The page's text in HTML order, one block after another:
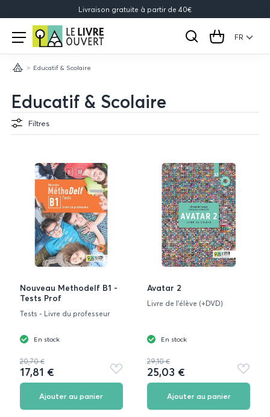
Livraison gratuite à partir de 40€
Le
Livre
Ouvert
Open
menu
Rechercher
Cart FR
AccueilEducatif & Scolaire
Educatif & Scolaire
Filtres
Nouveau Methodelf B1 -
Tests Prof
Tests - Livre du professeur
En stock
20,70 €
17,81 €
Ajouter
aux
Ajouter au panier
Avatar 2
Livre de l’élève (+DVD)
En stock
29,10 €
25,03 €
Ajouter
aux
Ajouter au panier